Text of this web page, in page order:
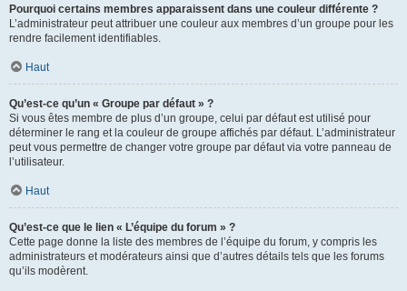
Pourquoi certains membres apparaissent dans une couleur différente ?
L’administrateur peut attribuer une couleur aux membres d’un groupe pour les
rendre facilement identifiables.
Haut
Qu’est-ce qu’un « Groupe par défaut » ?
Si vous êtes membre de plus d’un groupe, celui par défaut est utilisé pour
déterminer le rang et la couleur de groupe affichés par défaut. L’administrateur
peut vous permettre de changer votre groupe par défaut via votre panneau de
l’utilisateur.
Haut
Qu’est-ce que le lien « L’équipe du forum » ?
Cette page donne la liste des membres de l’équipe du forum, y compris les
administrateurs et modérateurs ainsi que d’autres détails tels que les forums
qu’ils modèrent.